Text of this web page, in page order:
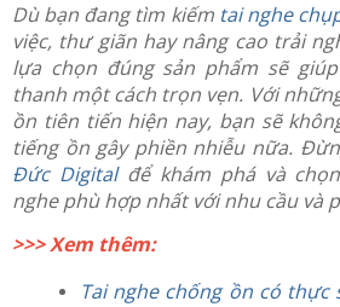
Dù bạn đang tìm kiếm tai nghe
việc, thư giãn hay nâng cao trải
lựa chọn đúng sản phẩm sẽ
thanh một cách trọn vẹn. Với
ồn tiên tiến hiện nay, bạn sẽ
tiếng ồn gây phiền nhiễu nữa.
Đức Digitalđể khám phá và
nghe phù hợp nhất với nhu cầu và
>>> Xem thêm:
Tai nghe chống ồn có thực